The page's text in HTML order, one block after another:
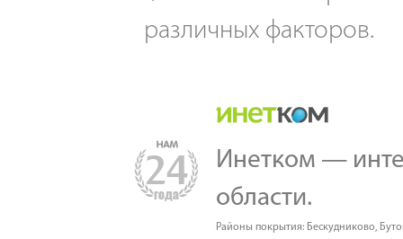
различных факторов.
Инетком —
области.
Районы покрытия: Бескудниково,